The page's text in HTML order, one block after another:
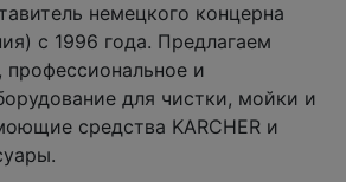
немецкого концерна
с 1996 года. Предлагаем
и
для чистки, мойки и
средства KARCHER и